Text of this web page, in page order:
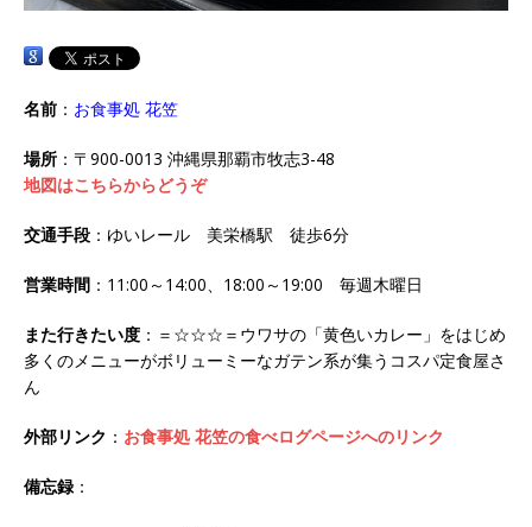
名前 ： お食事処 花笠
場所 ：〒900-0013 沖縄県那覇市牧志3-48
地図はこちらからどうぞ
交通手段 ：ゆいレール 美栄橋駅 徒歩6分
営業時間 ：11:00～14:00、18:00～19:00 毎週木曜日
また行きたい度 ：＝☆☆☆＝ウワサの「黄色いカレー」をはじめ
多くのメニューがボリューミーなガテン系が集うコスパ定食屋さ
ん
外部リンク ： お食事処 花笠の食べログページへのリンク
備忘録 ：